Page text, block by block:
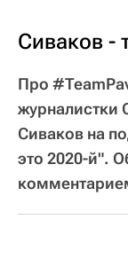
Сиваков -
Про
журналистки
Сиваков на
это 2020-й".